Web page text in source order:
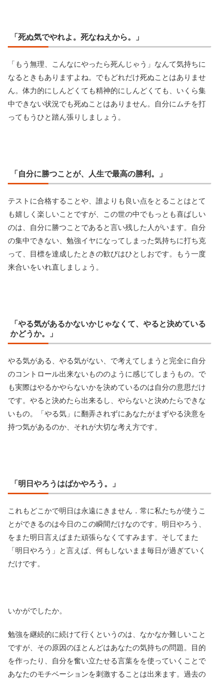
「死ぬ気でやれよ。死なねえから。」
「もう無理、こんなにやったら死んじゃう」なんて気持ちに
なるときもありますよね。でもどれだけ死ぬことはありませ
ん。体力的にしんどくても精神的にしんどくても、いくら集
中できない状況でも死ぬことはありません。自分にムチを打
ってもうひと踏ん張りしましょう。
「自分に勝つことが、人生で最高の勝利。」
テストに合格することや、誰よりも良い点をとることはとて
も嬉しく楽しいことですが、この世の中でもっとも喜ばしい
のは、自分に勝つことであると言い残した人がいます。自分
の集中できない、勉強イヤになってしまった気持ちに打ち克
って、目標を達成したときの歓びはひとしおです。もう一度
来合いをいれ直しましょう。
「やる気があるかないかじゃなくて、やると決めている
かどうか。」
やる気がある、やる気がない、で考えてしまうと完全に自分
のコントロール出来ないもののように感じてしまうもの。で
も実際はやるかやらないかを決めているのは自分の意思だけ
です。やると決めたら出来るし、やらないと決めたらできな
いもの。「やる気」に翻弄されずにあなたがまずやる決意を
持つ気があるのか、それが大切な考え方です。
「明日やろうはばかやろう。」
これもどこかで明日は永遠にきません．常に私たちが使うこ
とができるのは今日のこの瞬間だけなのです。明日やろう、
をまた明日言えばまた頑張らなくてすみます。そしてまた
「明日やろう」と言えば、何もしないまま毎日が過ぎていく
だけです。
いかがでしたか。
勉強を継続的に続けて行くというのは、なかなか難しいこと
ですが、その原因のほとんどはあなたの気持ちの問題。目的
を作ったり、自分を奮い立たせる言葉をを使っていくことで
あなたのモチベーションを刺激することは出来ます。過去の